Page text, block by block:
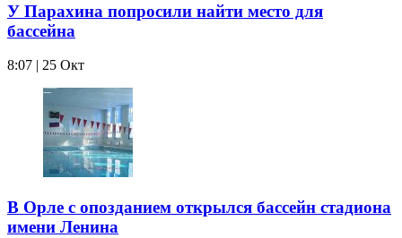
У Парахина попросили найти место для
бассейна
8:07 | 25 Окт
В Орле с опозданием открылся бассейн стадиона
имени Ленина